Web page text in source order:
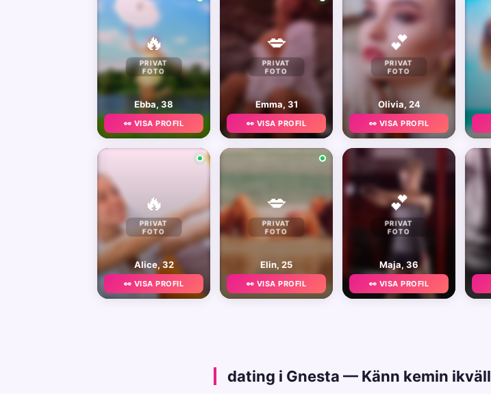
🔥
PRIVAT
FOTO
Ebba, 38
👀 VISA PROFIL
💋
PRIVAT
FOTO
Emma, 31
👀 VISA PROFIL
💕
PRIVAT
FOTO
Olivia, 24
👀 VISA PROFIL
🔥
PRIVAT
FOTO
Alice, 32
👀 VISA PROFIL
💋
PRIVAT
FOTO
Elin, 25
👀 VISA PROFIL
💕
PRIVAT
FOTO
Maja, 36
👀 VISA PROFIL
dating i Gnesta — Känn kemin ikväll